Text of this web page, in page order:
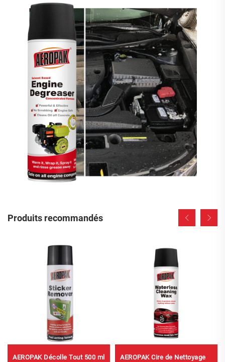
Produits recommandés
AEROPAK Décolle Tout 500 ml
AEROPAK Cire de Nettoyage